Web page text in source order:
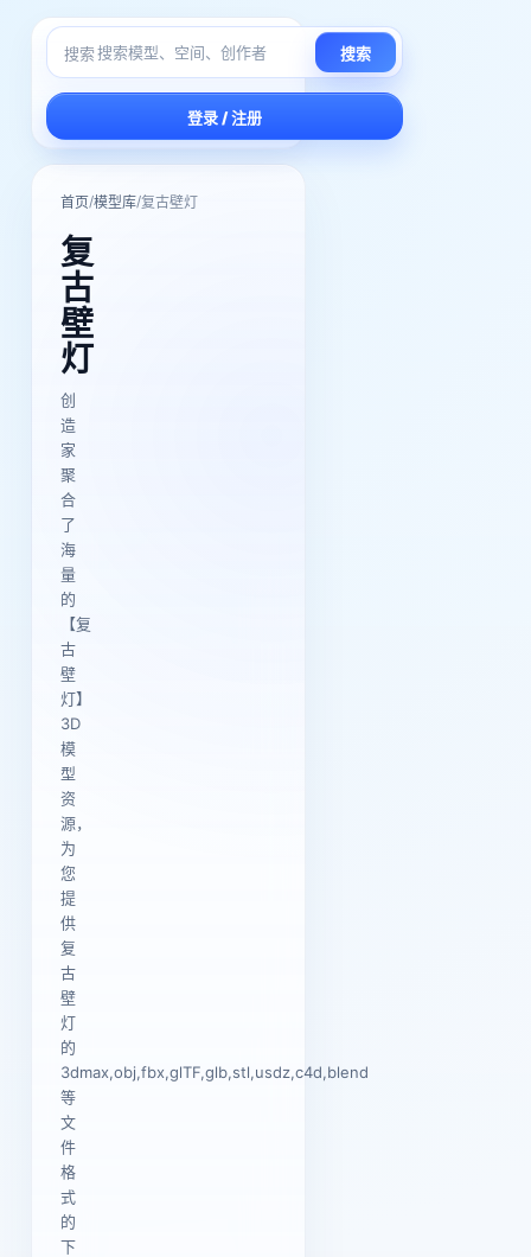
搜索 搜索
登录 / 注册
首页/模型库/复古壁灯
复
古
壁
灯
创
造
家
聚
合
了
海
量
的
【复
古
壁
灯】
3D
模
型
资
源，
为
您
提
供
复
古
壁
灯
的
3dmax,obj,fbx,glTF,glb,stl,usdz,c4d,blend
等
文
件
格
式
的
下